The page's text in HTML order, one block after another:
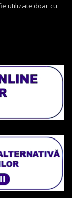
utilizate doar cu